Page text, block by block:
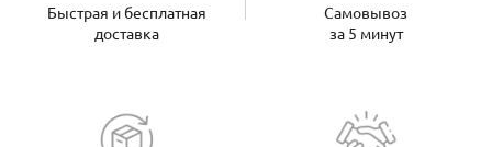
Быстрая и бесплатная
доставка
Самовывоз
за 5 минут